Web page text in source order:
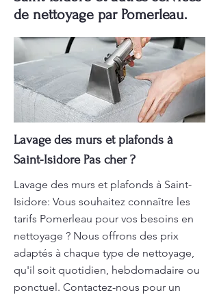
de nettoyage par Pomerleau.
Lavage des murs et plafonds à
Saint-Isidore Pas cher ?
Lavage des murs et plafonds à Saint-
Isidore: Vous souhaitez connaître les
tarifs Pomerleau pour vos besoins en
nettoyage ? Nous offrons des prix
adaptés à chaque type de nettoyage,
qu'il soit quotidien, hebdomadaire ou
ponctuel. Contactez-nous pour un